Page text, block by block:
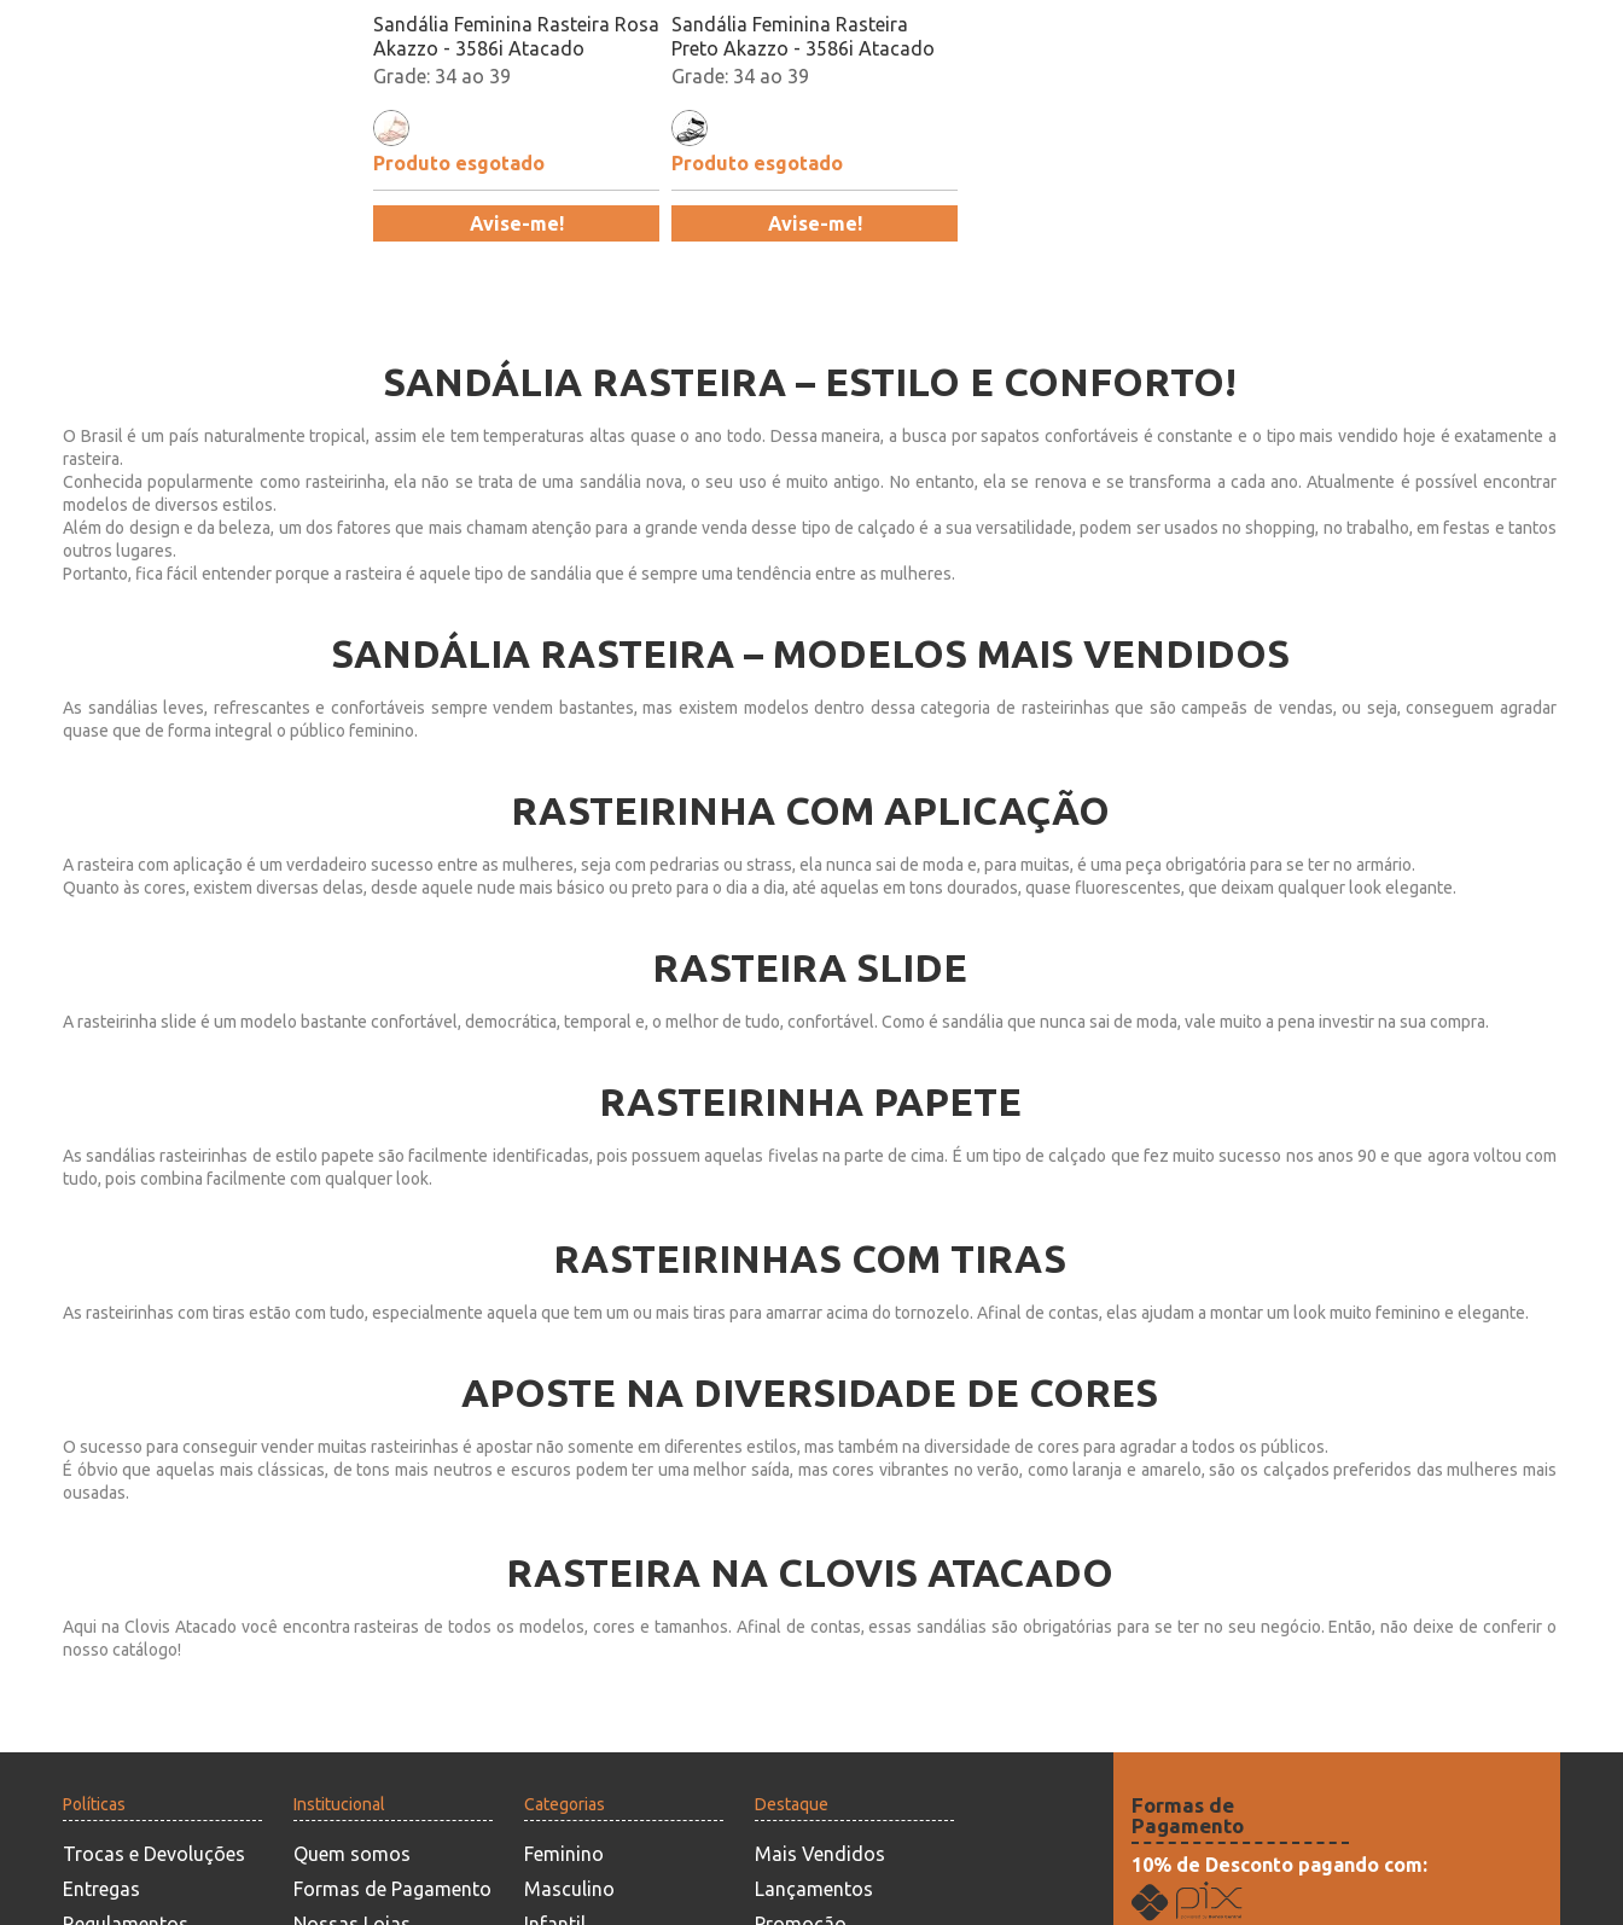
Sandália Feminina Rasteira Rosa
Akazzo - 3586i Atacado
34 ao 39
Produto esgotado
Avise-me!
Sandália Feminina Rasteira
Preto Akazzo - 3586i Atacado
34 ao 39
Produto esgotado
Avise-me!
SANDÁLIA RASTEIRA – ESTILO E CONFORTO!
O Brasil é um país naturalmente tropical, assim ele tem temperaturas altas quase o ano todo. Dessa maneira, a busca por sapatos confortáveis é constante e o tipo mais vendido hoje é exatamente a
rasteira.
Conhecida popularmente como rasteirinha, ela não se trata de uma sandália nova, o seu uso é muito antigo. No entanto, ela se renova e se transforma a cada ano. Atualmente é possível encontrar
modelos de diversos estilos.
Além do design e da beleza, um dos fatores que mais chamam atenção para a grande venda desse tipo de calçado é a sua versatilidade, podem ser usados no shopping, no trabalho, em festas e tantos
outros lugares.
Portanto, fica fácil entender porque a rasteira é aquele tipo de sandália que é sempre uma tendência entre as mulheres.
SANDÁLIA RASTEIRA – MODELOS MAIS VENDIDOS
As sandálias leves, refrescantes e confortáveis sempre vendem bastantes, mas existem modelos dentro dessa categoria de rasteirinhas que são campeãs de vendas, ou seja, conseguem agradar
quase que de forma integral o público feminino.
RASTEIRINHA COM APLICAÇÃO
A rasteira com aplicação é um verdadeiro sucesso entre as mulheres, seja com pedrarias ou strass, ela nunca sai de moda e, para muitas, é uma peça obrigatória para se ter no armário.
Quanto às cores, existem diversas delas, desde aquele nude mais básico ou preto para o dia a dia, até aquelas em tons dourados, quase fluorescentes, que deixam qualquer look elegante.
RASTEIRA SLIDE
A rasteirinha slide é um modelo bastante confortável, democrática, temporal e, o melhor de tudo, confortável. Como é sandália que nunca sai de moda, vale muito a pena investir na sua compra.
RASTEIRINHA PAPETE
As sandálias rasteirinhas de estilo papete são facilmente identificadas, pois possuem aquelas fivelas na parte de cima. É um tipo de calçado que fez muito sucesso nos anos 90 e que agora voltou com
tudo, pois combina facilmente com qualquer look.
RASTEIRINHAS COM TIRAS
As rasteirinhas com tiras estão com tudo, especialmente aquela que tem um ou mais tiras para amarrar acima do tornozelo. Afinal de contas, elas ajudam a montar um look muito feminino e elegante.
APOSTE NA DIVERSIDADE DE CORES
O sucesso para conseguir vender muitas rasteirinhas é apostar não somente em diferentes estilos, mas também na diversidade de cores para agradar a todos os públicos.
É óbvio que aquelas mais clássicas, de tons mais neutros e escuros podem ter uma melhor saída, mas cores vibrantes no verão, como laranja e amarelo, são os calçados preferidos das mulheres mais
ousadas.
RASTEIRA NA CLOVIS ATACADO
Aqui na Clovis Atacado você encontra rasteiras de todos os modelos, cores e tamanhos. Afinal de contas, essas sandálias são obrigatórias para se ter no seu negócio. Então, não deixe de conferir o
nosso catálogo!
Políticas
Trocas e Devoluções
Entregas
Institucional
Quem somos
Formas de Pagamento
Categorias
Feminino
Masculino
Destaque
Mais Vendidos
Lançamentos
Formas de
Pagamento
10% de Desconto pagando com: